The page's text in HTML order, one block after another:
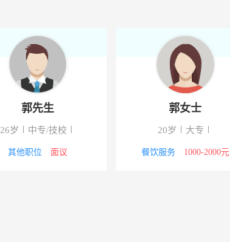
-石狮市北环路4144-4146号
-中兴街支四路永嘉天地1号楼2层
-泉港永嘉天地4楼
郭先生
26岁 中专/技校
其他职位 面议
郭女士
20岁 大专
餐饮服务 1000-2000元